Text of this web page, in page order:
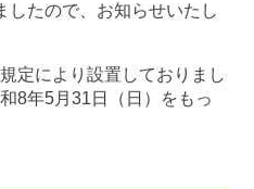
したので、お知らせいたし
定により設置しておりまし
8年5月31日（日）をもっ